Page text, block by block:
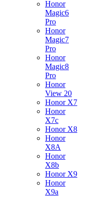
Honor
Magic6
Pro
Honor
Magic7
Pro
Honor
Magic8
Pro
Honor
View 20
Honor X7
Honor
X7c
Honor X8
Honor
X8A
Honor
X8b
Honor X9
Honor
X9a